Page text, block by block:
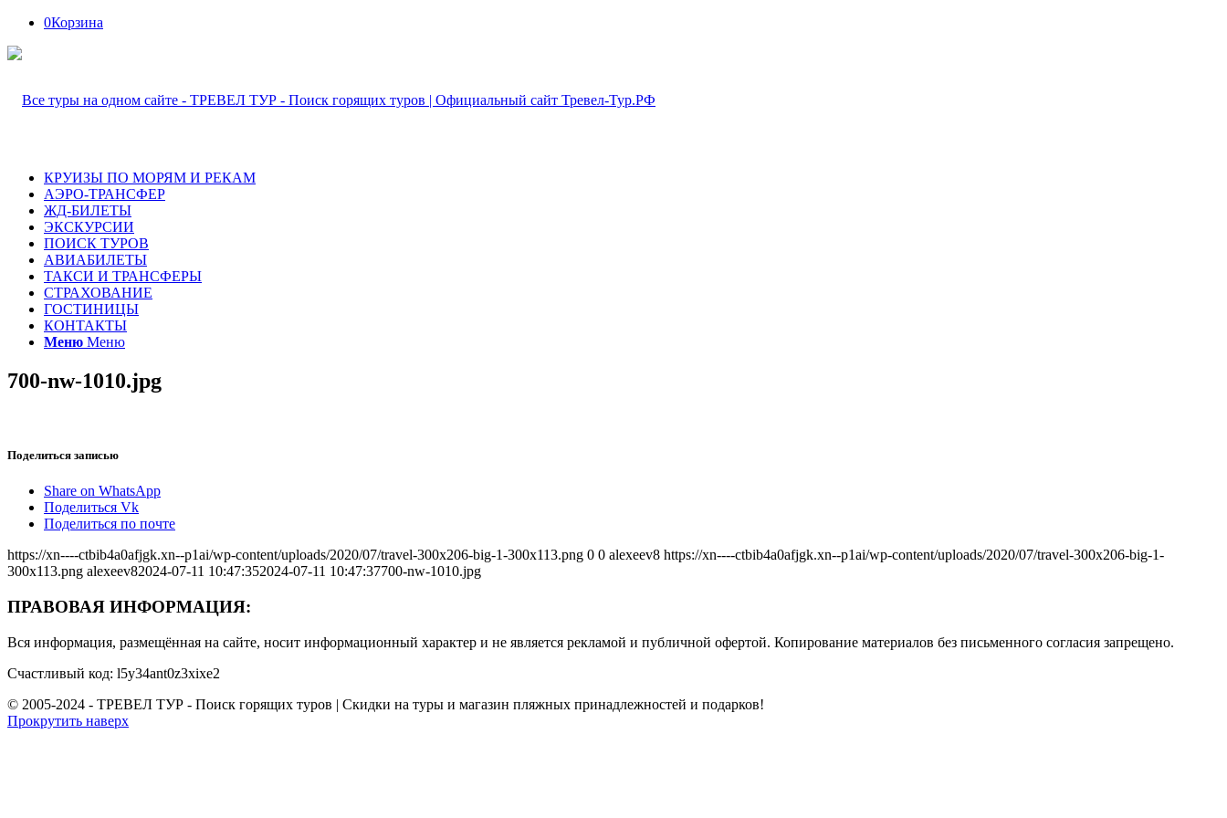
0Корзина
КРУИЗЫ ПО МОРЯМ И РЕКАМ
АЭРО-ТРАНСФЕР
ЖД-БИЛЕТЫ
ЭКСКУРСИИ
ПОИСК ТУРОВ
АВИАБИЛЕТЫ
ТАКСИ И ТРАНСФЕРЫ
СТРАХОВАНИЕ
ГОСТИНИЦЫ
КОНТАКТЫ
Меню Меню
700-nw-1010.jpg
Поделиться записью
Share on WhatsApp
Поделиться Vk
Поделиться по почте
https://xn----ctbib4a0afjgk.xn--p1ai/wp-content/uploads/2020/07/travel-300x206-big-1-300x113.png 0 0 alexeev8 https://xn----ctbib4a0afjgk.xn--p1ai/wp-content/uploads/2020/07/travel-300x206-big-1-
300x113.png alexeev82024-07-11 10:47:352024-07-11 10:47:37700-nw-1010.jpg
ПРАВОВАЯ ИНФОРМАЦИЯ:
Вся информация, размещённая на сайте, носит информационный характер и не является рекламой и публичной офертой. Копирование материалов без письменного согласия запрещено.
Счастливый код: l5y34ant0z3xixe2
© 2005-2024 - ТРЕВЕЛ ТУР - Поиск горящих туров | Скидки на туры и магазин пляжных принадлежностей и подарков!
Прокрутить наверх